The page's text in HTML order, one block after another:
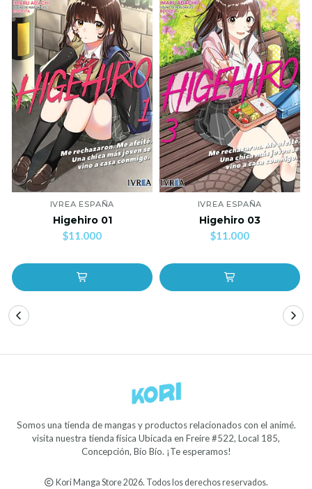
IVREA ESPAÑA
Higehiro 01
$11.000
IVREA ESPAÑA
Higehiro 03
$11.000
Somos una tienda de mangas y productos relacionados con el animé.
visita nuestra tienda física Ubicada en Freire #522, Local 185,
Concepción, Bío Bío. ¡Te esperamos!
Kori Manga Store 2026. Todos los derechos reservados.